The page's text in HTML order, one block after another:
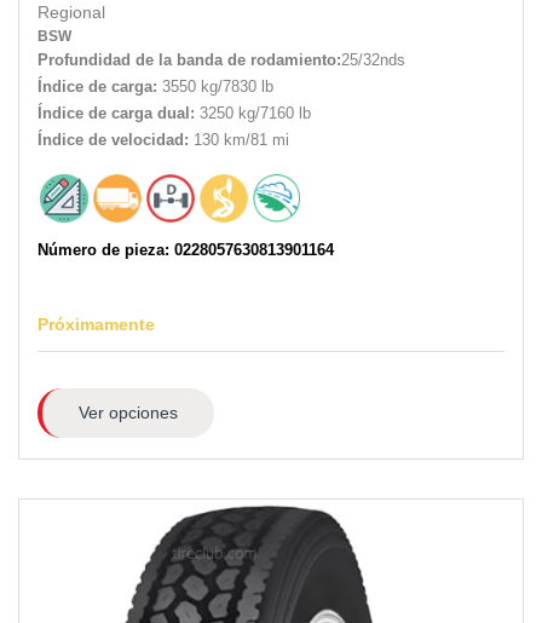
Regional
BSW
Profundidad de la banda de rodamiento:25/32nds
Índice de carga: 3550 kg/7830 lb
Índice de carga dual: 3250 kg/7160 lb
Índice de velocidad: 130 km/81 mi
Número de pieza: 0228057630813901164
Próximamente
Ver opciones